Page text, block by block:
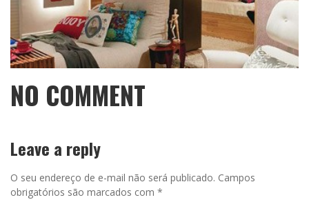
NO COMMENT
Leave a reply
O seu endereço de e-mail não será publicado. Campos
obrigatórios são marcados com *